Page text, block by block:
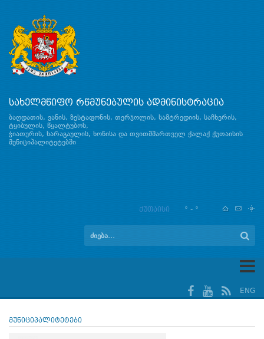
სახელმწიფო რწმუნებულის ადმინისტრაცია
ბაღდათის, ვანის, ზესტაფონის, თერჯოლის, სამტრედიის, საჩხერის,
ტყიბულის, წყალტუბოს,
ჭიათურის, ხარაგაულის, ხონისა და თვითმმართველ ქალაქ ქუთაისის
მუნიციპალიტეტებში
ქუთაისი ° - °
ENG
მუნიციპალიტეტები